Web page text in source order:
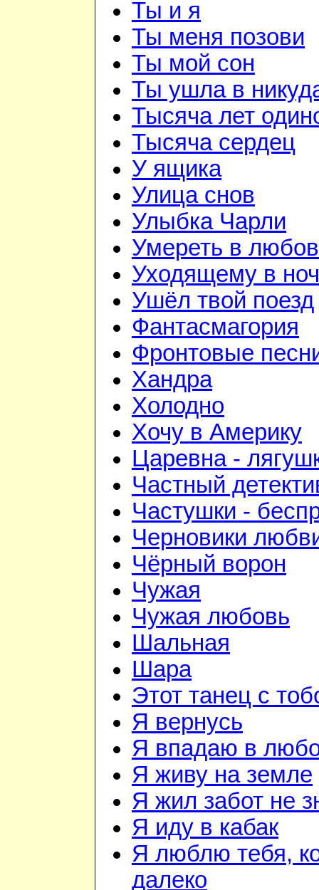
Ты и я
Ты меня позови
Ты мой сон
Ты ушла в
Тысяча лет
Тысяча сердец
У ящика
Улица снов
Улыбка Чарли
Умереть в
Уходящему в
Ушёл твой поезд
Фантасмагория
Фронтовые
Хандра
Холодно
Хочу в Америку
Царевна -
Частный
Частушки -
Черновики
Чёрный ворон
Чужая
Чужая любовь
Шальная
Шара
Этот танец с
Я вернусь
Я впадаю в
Я живу на земле
Я жил забот не
Я иду в кабак
Я люблю тебя,
далеко